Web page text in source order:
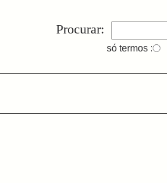
Procurar:
só termos :